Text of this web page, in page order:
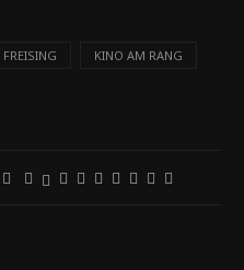
FREISING KINO AM RANG